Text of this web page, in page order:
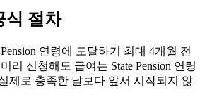
식 절차
Pension 연령에 도달하기 최대 4개월 전
리 신청해도 급여는 State Pension 연령
제로 충족한 날보다 앞서 시작되지 않